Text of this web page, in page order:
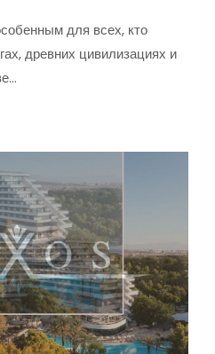
для всех, кто
древних цивилизациях и